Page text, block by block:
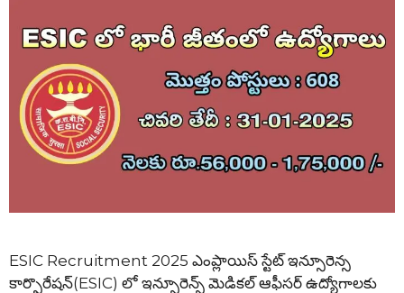
ESIC Recruitment 2025 ఎంప్లాయిస్ స్టేట్ ఇన్సూరెన్స
కార్పొరేషన్(ESIC) లో ఇన్సూరెన్స్ మెడికల్ ఆఫీసర్ ఉద్యోగాలకు